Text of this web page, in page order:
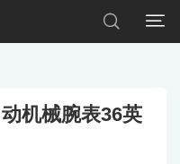


机械腕表36英